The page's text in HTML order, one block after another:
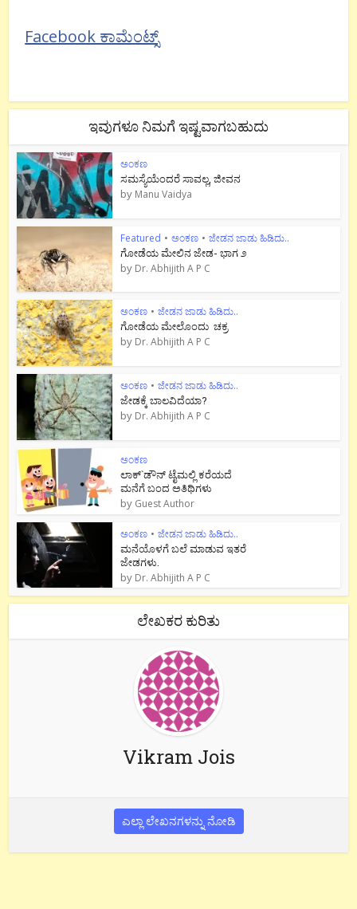
Facebook ಕಾಮೆಂಟ್ಸ್
ಇವುಗಳೂ ನಿಮಗೆ ಇಷ್ಟವಾಗಬಹುದು
ಅಂಕಣ
ಸಮಸ್ಯೆಯೆಂದರೆ ಸಾವಲ್ಲ, ಜೀವನ
by Manu Vaidya
Featured • ಅಂಕಣ • ಜೇಡನ ಜಾಡು ಹಿಡಿದು..
ಗೋಡೆಯ ಮೇಲಿನ ಜೇಡ- ಭಾಗ ೨
by Dr. Abhijith A P C
ಅಂಕಣ • ಜೇಡನ ಜಾಡು ಹಿಡಿದು..
ಗೋಡೆಯ ಮೇಲೊಂದು ಚಕ್ರ
by Dr. Abhijith A P C
ಅಂಕಣ • ಜೇಡನ ಜಾಡು ಹಿಡಿದು..
ಜೇಡಕ್ಕೆ ಬಾಲವಿದೆಯಾ?
by Dr. Abhijith A P C
ಅಂಕಣ
ಲಾಕ್`ಡೌನ್ ಟೈಮಲ್ಲಿ ಕರೆಯದೆ
ಮನೆಗೆ ಬಂದ ಅತಿಥಿಗಳು
by Guest Author
ಅಂಕಣ • ಜೇಡನ ಜಾಡು ಹಿಡಿದು..
ಮನೆಯೊಳಗೆ ಬಲೆ ಮಾಡುವ ಇತರೆ
ಜೇಡಗಳು.
by Dr. Abhijith A P C
ಲೇಖಕರ ಕುರಿತು
Vikram Jois
ಎಲ್ಲಾ ಲೇಖನಗಳನ್ನು ನೋಡಿ